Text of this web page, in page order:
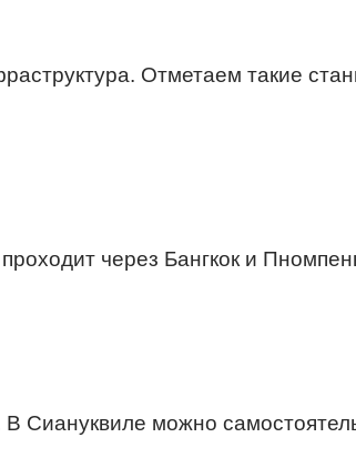
Отметаем такие
через Бангкок и
Сиануквиле можно